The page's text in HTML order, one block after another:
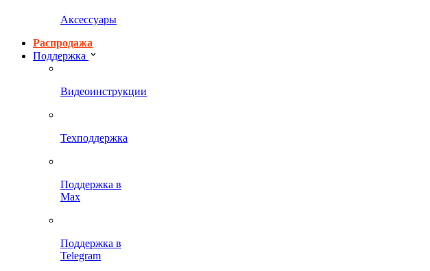
Аксессуары
Распродажа
Поддержка
Видеоинструкции
Техподдержка
Поддержка в
Max
Поддержка в
Telegram